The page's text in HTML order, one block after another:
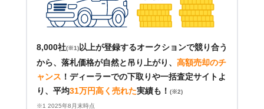
8,000社(※1) 以上が登録するオークションで競り合う
から、落札価格が自然と吊り上がり、 高額売却のチ
ャンス ！ ディーラーでの下取りや一括査定サイトよ
り、平均31万円高く売れた実績も！ (※2)
※1 2025年8月末時点